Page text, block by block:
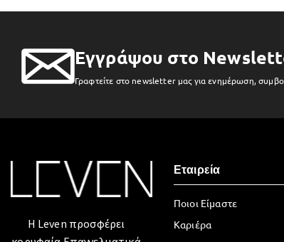
Εγγράψου στο
Γραφτείτε στο newsletter μας για ενημέρωση,
Η Leven προσφέρει
Εταιρεία
Ποιοι Είμαστε
Καριέρα